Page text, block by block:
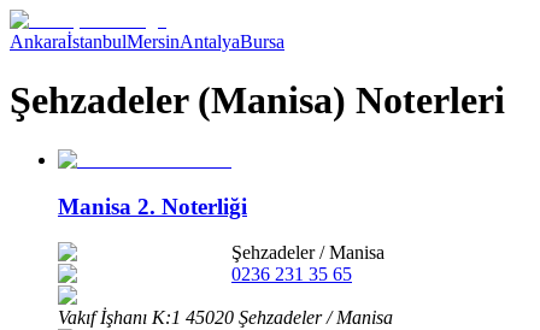
AnkaraİstanbulMersinAntalyaBursa
Şehzadeler (Manisa) Noterleri
Manisa 2. Noterliği
Şehzadeler/Manisa
0236 231 35 65
Vakıf İşhanı K:1 45020 Şehzadeler / Manisa